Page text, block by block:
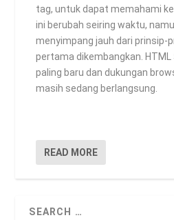
tag, untuk dapat memahami
ini berubah seiring waktu,
menyimpang jauh dari prinsip-
pertama dikembangkan. HTML
paling baru dan dukungan
masih sedang berlangsung.
READ MORE